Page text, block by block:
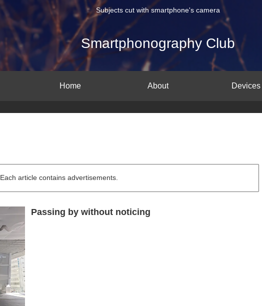
Subjects cut with smartphone's camera
Smartphonography Club
Home About Devices
Each article contains advertisements.
Passing by without noticing